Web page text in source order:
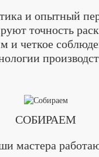
и опытный
точность
и четкое
СОБИРАЕМ
мастера